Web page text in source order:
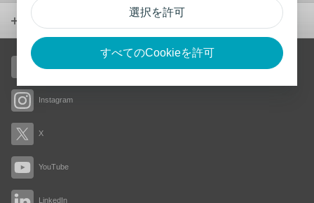
選択を許可
すべてのCookieを許可
Facebook
Instagram
X
YouTube
LinkedIn
会社概要